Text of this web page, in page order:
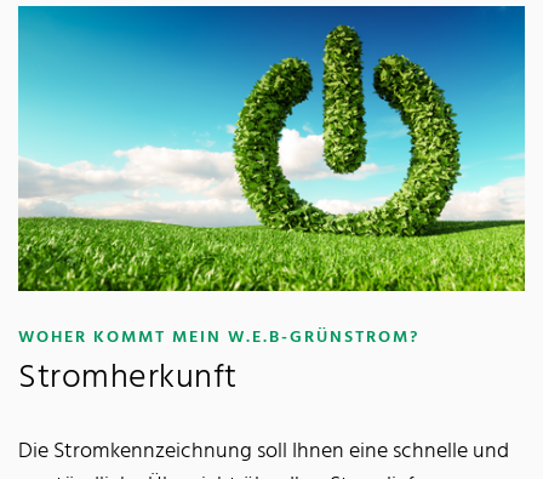
WOHER KOMMT MEIN W.E.B-GRÜNSTROM?
Stromherkunft
Die Stromkennzeichnung soll Ihnen eine schnelle und